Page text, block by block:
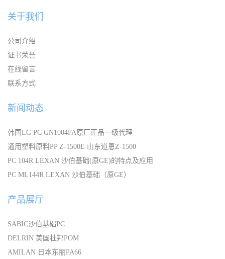
关于我们
公司介绍
证书荣誉
在线留言
联系方式
新闻动态
韩国LG PC GN1004FA原厂正品一级代理
通用塑料原料PP Z-1500E 山东道恩Z-1500
PC 104R LEXAN 沙伯基础(原GE)的特点及应用
PC ML144R LEXAN 沙伯基础（原GE）
产品展厅
SABIC沙伯基础PC
DELRIN 美国杜邦POM
AMILAN 日本东丽PA66